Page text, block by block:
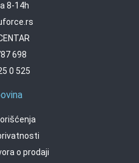
8-14h
698
0 525
o prodaji